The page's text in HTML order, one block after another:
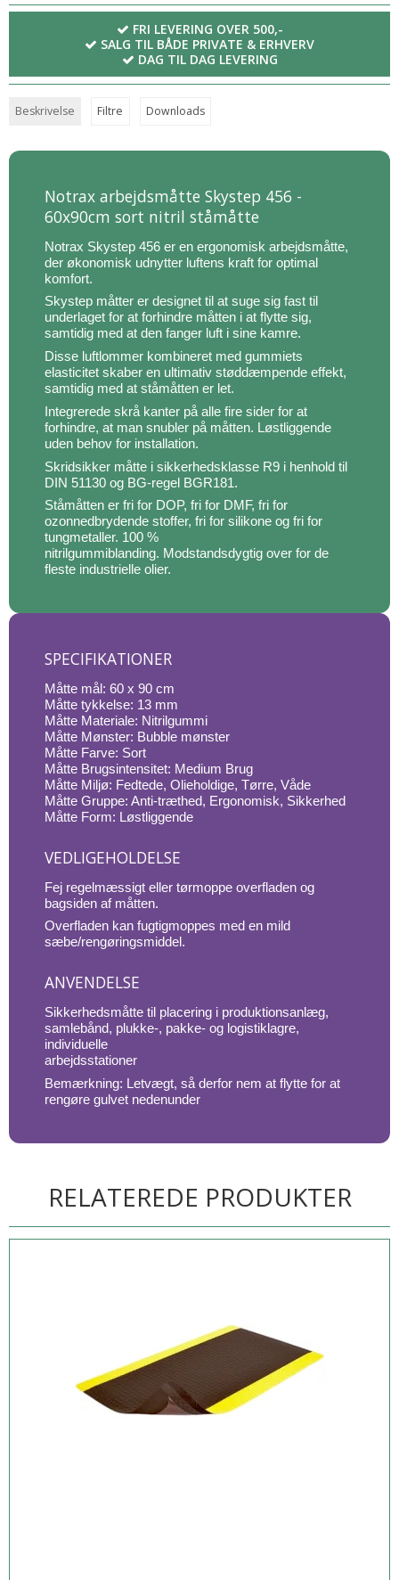
FRI LEVERING OVER 500,-
SALG TIL BÅDE PRIVATE & ERHVERV
DAG TIL DAG LEVERING
Beskrivelse Filtre Downloads
Notrax arbejdsmåtte Skystep 456 -
60x90cm sort nitril ståmåtte
Notrax Skystep 456 er en ergonomisk arbejdsmåtte,
der økonomisk udnytter luftens kraft for optimal
komfort.
Skystep måtter er designet til at suge sig fast til
underlaget for at forhindre måtten i at flytte sig,
samtidig med at den fanger luft i sine kamre.
Disse luftlommer kombineret med gummiets
elasticitet skaber en ultimativ støddæmpende effekt,
samtidig med at ståmåtten er let.
Integrerede skrå kanter på alle fire sider for at
forhindre, at man snubler på måtten. Løstliggende
uden behov for installation.
Skridsikker måtte i sikkerhedsklasse R9 i henhold til
DIN 51130 og BG-regel BGR181.
Ståmåtten er fri for DOP, fri for DMF, fri for
ozonnedbrydende stoffer, fri for silikone og fri for
tungmetaller. 100 %
nitrilgummiblanding. Modstandsdygtig over for de
fleste industrielle olier.
SPECIFIKATIONER
Måtte mål: 60 x 90 cm
Måtte tykkelse: 13 mm
Måtte Materiale: Nitrilgummi
Måtte Mønster: Bubble mønster
Måtte Farve: Sort
Måtte Brugsintensitet: Medium Brug
Måtte Miljø: Fedtede, Olieholdige, Tørre, Våde
Måtte Gruppe: Anti-træthed, Ergonomisk, Sikkerhed
Måtte Form: Løstliggende
VEDLIGEHOLDELSE
Fej regelmæssigt eller tørmoppe overfladen og
bagsiden af måtten.
Overfladen kan fugtigmoppes med en mild
sæbe/rengøringsmiddel.
ANVENDELSE
Sikkerhedsmåtte til placering i produktionsanlæg,
samlebånd, plukke-, pakke- og logistiklagre,
individuelle
arbejdsstationer
Bemærkning: Letvægt, så derfor nem at flytte for at
rengøre gulvet nedenunder
RELATEREDE PRODUKTER